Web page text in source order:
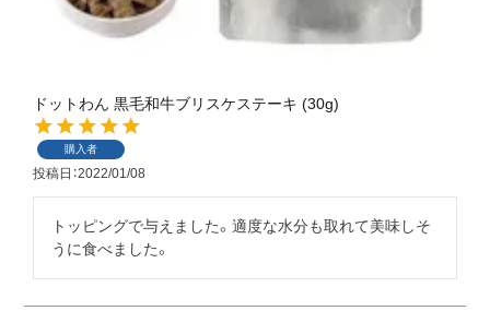
ドットわん 黒毛和牛ブリスケステーキ (30g)
購入者
投稿日 2022/01/08
トッピングで与えました。適度な水分も取れて美味しそ
うに食べました。